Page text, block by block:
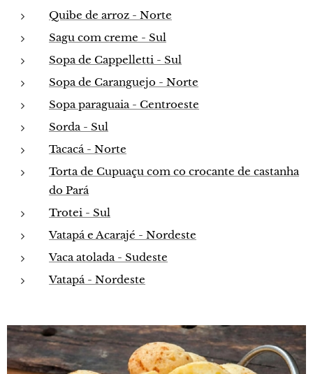
Quibe de arroz - Norte
Sagu com creme - Sul
Sopa de Cappelletti - Sul
Sopa de Caranguejo - Norte
Sopa paraguaia - Centroeste
Sorda - Sul
Tacacá - Norte
Torta de Cupuaçu com co crocante de castanha
do Pará
Trotei - Sul
Vatapá e Acarajé - Nordeste
Vaca atolada - Sudeste
Vatapá - Nordeste